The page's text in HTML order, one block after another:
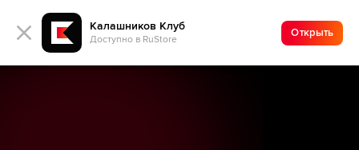
Калашников Клуб
Доступно в RuStore
Открыть